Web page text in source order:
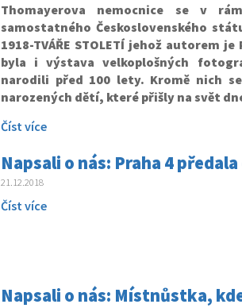
Thomayerova nemocnice se v
samostatného Československého
1918-TVÁŘE STOLETÍ jehož autorem
byla i výstava velkoplošných
narodili před 100 lety. Kromě nich
narozených dětí, které přišly na svět
Číst více
Napsali o nás: Praha 4
21.12.2018
Číst více
Napsali o nás: Místnůstka,